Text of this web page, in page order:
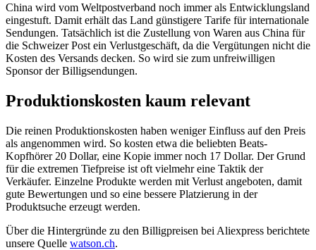
China wird vom Weltpostverband noch immer als Entwicklungsland
eingestuft. Damit erhält das Land günstigere Tarife für internationale
Sendungen. Tatsächlich ist die Zustellung von Waren aus China für
die Schweizer Post ein Verlustgeschäft, da die Vergütungen nicht die
Kosten des Versands decken. So wird sie zum unfreiwilligen
Sponsor der Billigsendungen.
Produktionskosten kaum relevant
Die reinen Produktionskosten haben weniger Einfluss auf den Preis
als angenommen wird. So kosten etwa die beliebten Beats-
Kopfhörer 20 Dollar, eine Kopie immer noch 17 Dollar. Der Grund
für die extremen Tiefpreise ist oft vielmehr eine Taktik der
Verkäufer. Einzelne Produkte werden mit Verlust angeboten, damit
gute Bewertungen und so eine bessere Platzierung in der
Produktsuche erzeugt werden.
Über die Hintergründe zu den Billigpreisen bei Aliexpress berichtete
unsere Quelle watson.ch.